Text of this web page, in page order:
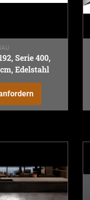
Serie 400,
Edelstahl